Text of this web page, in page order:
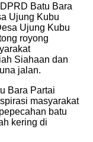
Batu Bara
Ujung Kubu
Ujung Kubu
royong
Siahaan dan
jalan.
Bara Partai
masyarakat
batu
kering di